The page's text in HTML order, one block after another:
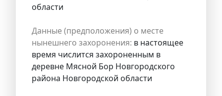
области
Данные (предположения) о месте
нынешнего захоронения: в настоящее
время числится захороненным в
деревне Мясной Бор Новгородского
района Новгородской области